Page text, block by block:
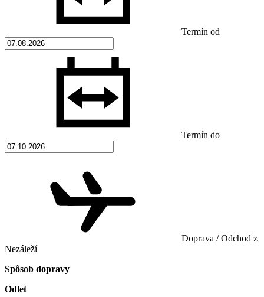
Termín od
Termín do
Doprava / Odchod z
Nezáleží
Spôsob dopravy
Odlet